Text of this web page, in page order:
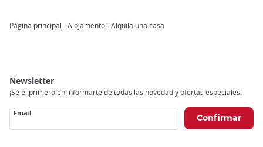
Página principal Alojamento Alquila una casa
Newsletter
¡Sé el primero en informarte de todas las novedad y ofertas especiales!
Email